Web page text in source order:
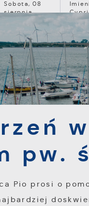
Sobota, 08
sierpnia
Pochmurno
O MIEŚCIE
Marzeń w Puckim
pw.
Pio prosi o